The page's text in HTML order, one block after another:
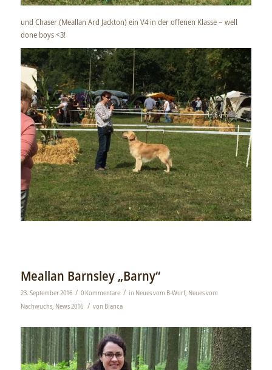
und Chaser (Meallan Ard Jackton) ein V4 in der offenen Klasse – well
done boys <3!
Meallan Barnsley „Barny“
23. September 2016 / 0 Kommentare / in Neues vom B-Wurf, Neues vom
Nachwuchs, News 2016 / von Bianca